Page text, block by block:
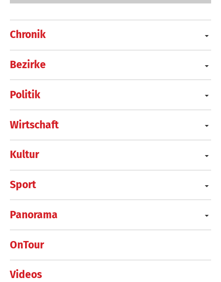
Chronik
Bezirke
Politik
Wirtschaft
Kultur
Sport
Panorama
OnTour
Videos